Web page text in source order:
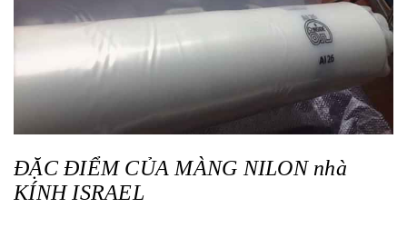
ĐẶC ĐIỂM CỦA MÀNG NILON nhà
KÍNH ISRAEL